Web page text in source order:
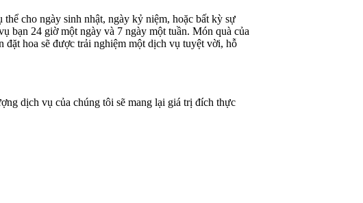
cho ngày sinh nhật, ngày kỷ niệm, hoặc bất kỳ sự
bạn 24 giờ một ngày và 7 ngày một tuần. Món quà của
đặt hoa sẽ được trải nghiệm một dịch vụ tuyệt vời, hỗ
dịch vụ của chúng tôi sẽ mang lại giá trị đích thực